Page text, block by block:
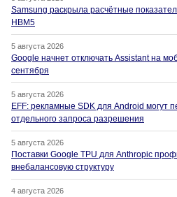
Samsung раскрыла расчётные
HBM5
5 августа 2026
Google начнет отключать Assistant на
сентября
5 августа 2026
EFF: рекламные SDK для Android могут
отдельного запроса разрешения
5 августа 2026
Поставки Google TPU для Anthropic
внебалансовую структуру
4 августа 2026